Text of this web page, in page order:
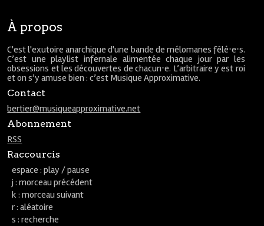
À propos
C'est l'exutoire anarchique d'une bande de mélomanes fêlé⋅e⋅s.
C’est une playlist infernale alimentée chaque jour par les
obsessions et les découvertes de chacun⋅e. L’arbitraire y est roi
et on s’y amuse bien : c’est Musique Approximative.
Contact
bertier@musiqueapproximative.net
Abonnement
RSS
Raccourcis
espace : play / pause
j : morceau précédent
k : morceau suivant
r : aléatoire
s : recherche